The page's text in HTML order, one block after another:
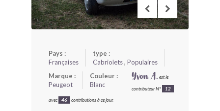
Pays :
Françaises
type :
Cabriolets, Populaires
Marque :
Peugeot
Couleur :
Blanc
Yvon A. est le
contributeur N° 12
avec 46 contributions à ce jour.